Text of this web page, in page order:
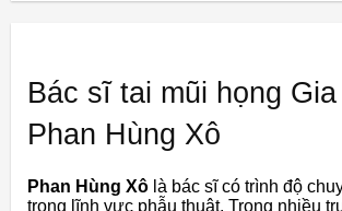
Bác sĩ tai mũi họng
Phan Hùng Xô
Phan Hùng Xô là bác sĩ có trình độ
trong lĩnh vực phẫu thuật. Trong nhiều